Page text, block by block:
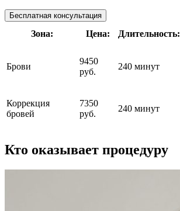
Бесплатная консультация
Зона: Цена: Длительность:
Брови
9450
руб.
240 минут
Коррекция
бровей
7350
руб.
240 минут
Кто оказывает процедуру